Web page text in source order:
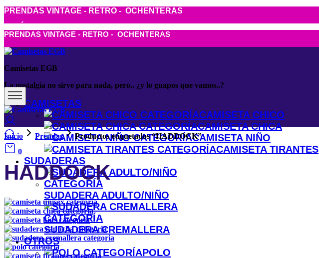
PRENDAS VINTAGE - RETRO - OCHENTERAS
PRENDAS VINTAGE - RETRO - OCHENTERAS
Camisetas EGB
La nostalgia no sirve para nada, pero.. ¿y lo guapos que vamos..?
CAMISETAS
CAMISETA CHICO
CAMISETA CHICA
CAMISETA NIÑO
CAMISETA TIRANTES
SUDADERAS
SUDADERA ADULTO/NIÑO
SUDADERA CREMALLERA
OTROS
POLO
0
Inicio Prendas Productos etiquetados “HADDOCK”
HADDOCK